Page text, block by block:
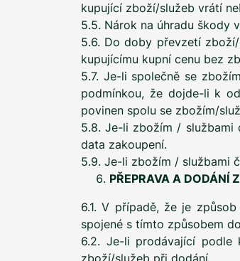
kupující zboží/služeb vrátí
5.5. Nárok na úhradu škody
5.6. Do doby převzetí
kupujícímu kupní cenu bez
5.7. Je-li společně se
podmínkou, že dojde-li k
povinen spolu se zbožím/
5.8. Je-li zbožím / službami
data zakoupení.
5.9. Je-li zbožím / službami
PŘEPRAVA A DODÁNÍ
6.1. V případě, že je
spojené s tímto způsobem
6.2. Je-li prodávající podle
zboží/služeb při dodání.